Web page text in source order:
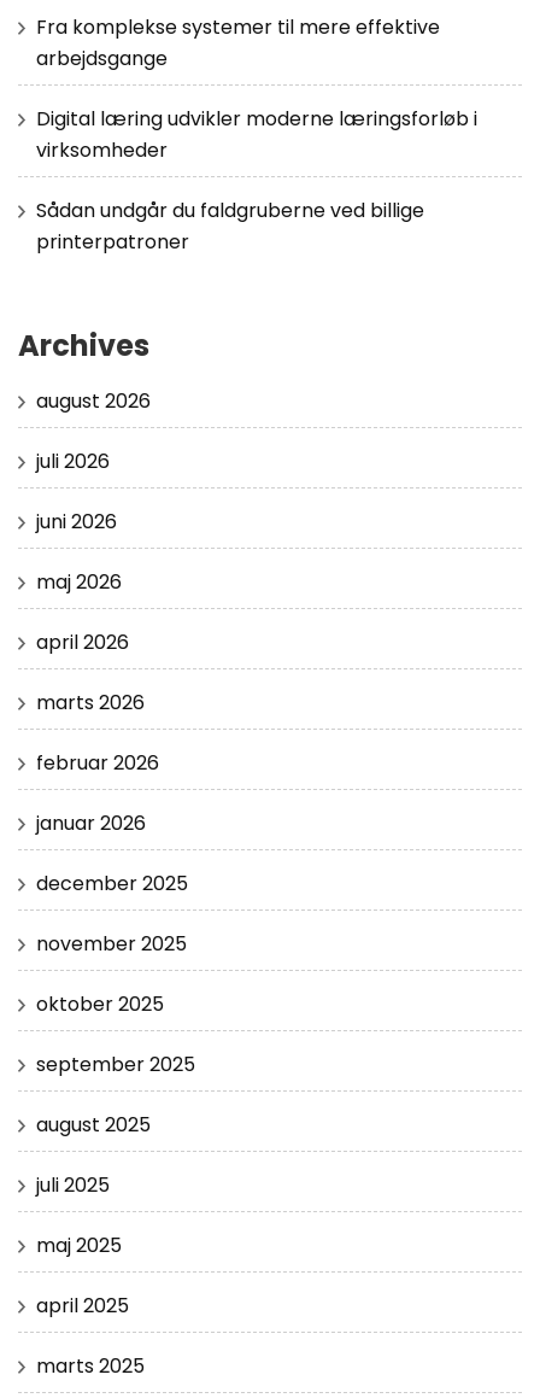
Fra komplekse systemer til mere effektive
arbejdsgange
Digital læring udvikler moderne læringsforløb i
virksomheder
Sådan undgår du faldgruberne ved billige
printerpatroner
Archives
august 2026
juli 2026
juni 2026
maj 2026
april 2026
marts 2026
februar 2026
januar 2026
december 2025
november 2025
oktober 2025
september 2025
august 2025
juli 2025
maj 2025
april 2025
marts 2025